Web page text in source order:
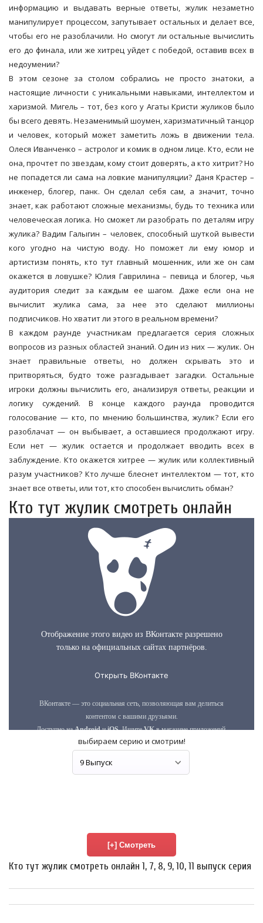
информацию и выдавать верные ответы, жулик незаметно
манипулирует процессом, запутывает остальных и делает все,
чтобы его не разоблачили. Но смогут ли остальные вычислить
его до финала, или же хитрец уйдет с победой, оставив всех в
недоумении?
В этом сезоне за столом собрались не просто знатоки, а
настоящие личности с уникальными навыками, интеллектом и
харизмой. Мигель – тот, без кого у Агаты Кристи жуликов было
бы всего девять. Незаменимый шоумен, харизматичный танцор
и человек, который может заметить ложь в движении тела.
Олеся Иванченко – астролог и комик в одном лице. Кто, если не
она, прочтет по звездам, кому стоит доверять, а кто хитрит? Но
не попадется ли сама на ловкие манипуляции? Даня Крастер –
инженер, блогер, панк. Он сделал себя сам, а значит, точно
знает, как работают сложные механизмы, будь то техника или
человеческая логика. Но сможет ли разобрать по деталям игру
жулика? Вадим Галыгин – человек, способный шуткой вывести
кого угодно на чистую воду. Но поможет ли ему юмор и
артистизм понять, кто тут главный мошенник, или же он сам
окажется в ловушке? Юлия Гаврилина – певица и блогер, чья
аудитория следит за каждым ее шагом. Даже если она не
вычислит жулика сама, за нее это сделают миллионы
подписчиков. Но хватит ли этого в реальном времени?
В каждом раунде участникам предлагается серия сложных
вопросов из разных областей знаний. Один из них — жулик. Он
знает правильные ответы, но должен скрывать это и
притворяться, будто тоже разгадывает загадки. Остальные
игроки должны вычислить его, анализируя ответы, реакции и
логику суждений. В конце каждого раунда проводится
голосование — кто, по мнению большинства, жулик? Если его
разоблачат — он выбывает, а оставшиеся продолжают игру.
Если нет — жулик остается и продолжает вводить всех в
заблуждение. Кто окажется хитрее — жулик или коллективный
разум участников? Кто лучше блеснет интеллектом — тот, кто
знает все ответы, или тот, кто способен вычислить обман?
Кто тут жулик смотреть онлайн
выбираем серию и смотрим!
Кто тут жулик смотреть онлайн 1, 7, 8, 9, 10, 11 выпуск серия